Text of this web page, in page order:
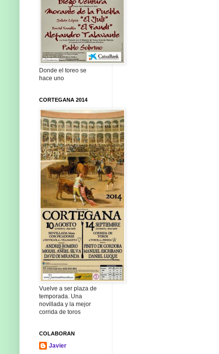
Donde el toreo se
hace uno
CORTEGANA 2014
Vuelve a ser plaza de
temporada. Una
novillada y la mejor
corrida de toros
COLABORAN
Javier